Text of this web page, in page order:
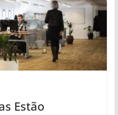
Estão